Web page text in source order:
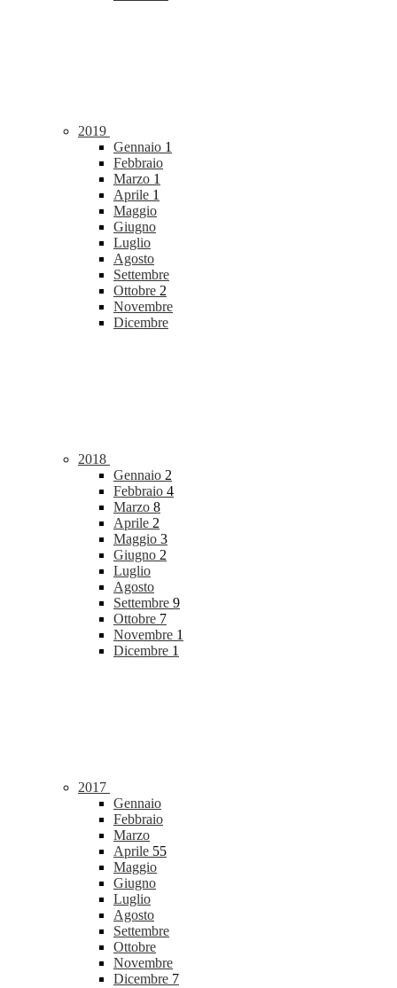
2019
Gennaio 1
Febbraio
Marzo 1
Aprile 1
Maggio
Giugno
Luglio
Agosto
Settembre
Ottobre 2
Novembre
Dicembre
2018
Gennaio 2
Febbraio 4
Marzo 8
Aprile 2
Maggio 3
Giugno 2
Luglio
Agosto
Settembre 9
Ottobre 7
Novembre 1
Dicembre 1
2017
Gennaio
Febbraio
Marzo
Aprile 55
Maggio
Giugno
Luglio
Agosto
Settembre
Ottobre
Novembre
Dicembre 7